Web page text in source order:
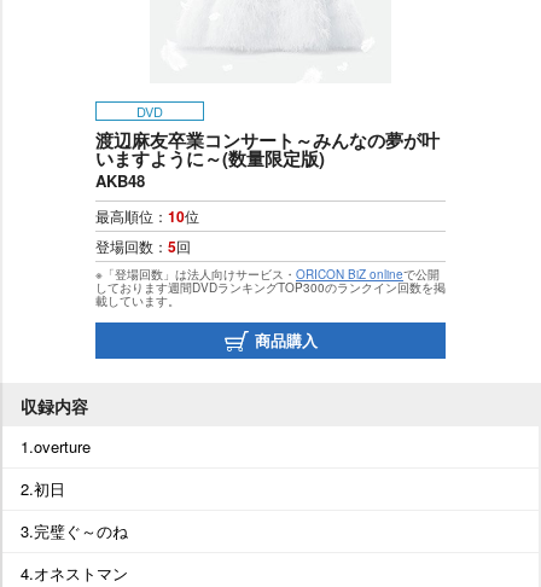
DVD
渡辺麻友卒業コンサート～みんなの夢が叶
いますように～(数量限定版)
AKB48
最高順位： 10位
登場回数： 5回
※「登場回数」は法人向けサービス・ ORICON BiZ onlineで公開
しております週間DVDランキングTOP300のランクイン回数を掲
載しています。
商品購入
収録内容
1.overture
2.初日
3.完璧ぐ～のね
4.オネストマン